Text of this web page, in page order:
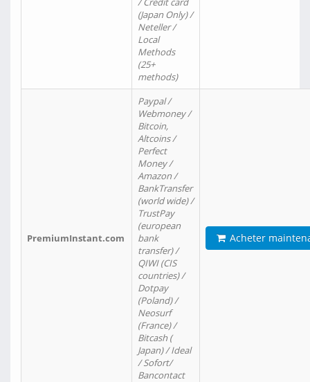
(Japan Only) /
Neteller /
Local
Methods
(25+
methods)
PremiumInstant.com
Paypal /
Webmoney /
Bitcoin,
Altcoins /
Perfect
Money /
Amazon /
BankTransfer
(world wide) /
TrustPay
(european
bank
transfer) /
QIWI (CIS
countries) /
Dotpay
(Poland) /
Neosurf
(France) /
Bitcash (
Japan) / Ideal
/ Sofort/
Bancontact
Acheter